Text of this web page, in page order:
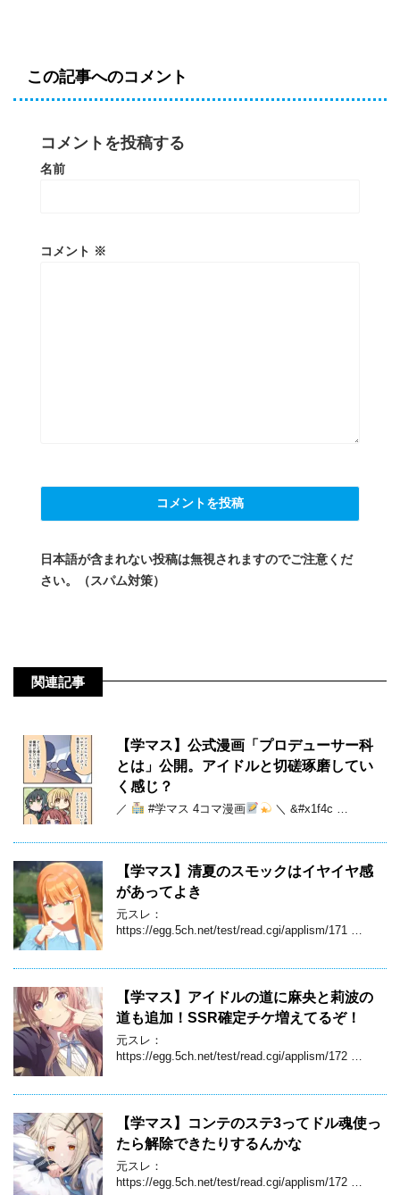
この記事へのコメント
コメントを投稿する
名前
コメント ※
日本語が含まれない投稿は無視されますのでご注意くだ
さい。（スパム対策）
関連記事
【学マス】公式漫画「プロデューサー科
とは」公開。アイドルと切磋琢磨してい
く感じ？
／ #学マス 4コマ漫画 ＼ &#x1f4c …
【学マス】清夏のスモックはイヤイヤ感
があってよき
元スレ：
https://egg.5ch.net/test/read.cgi/applism/171 …
【学マス】アイドルの道に麻央と莉波の
道も追加！SSR確定チケ増えてるぞ！
元スレ：
https://egg.5ch.net/test/read.cgi/applism/172 …
【学マス】コンテのステ3ってドル魂使っ
たら解除できたりするんかな
元スレ：
https://egg.5ch.net/test/read.cgi/applism/172 …